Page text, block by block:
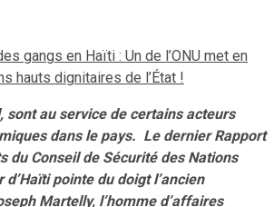
gangs en Haïti : Un de l’ONU met en
hauts dignitaires de l’État !
sont au service de certains acteurs
dans le pays. Le dernier Rapport
du Conseil de Sécurité des Nations
pointe du doigt l’ancien
Martelly, l’homme d’affaires